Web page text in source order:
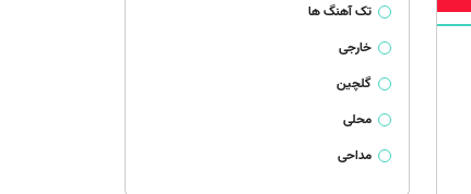
تک آهنگ ها
خارجی
گلچین
محلی
مداحی